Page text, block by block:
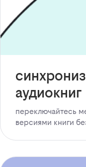
аудиокниг
переключайтесь
версиями книги